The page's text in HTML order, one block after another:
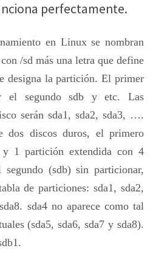
perfectamente.
en Linux se nombran
/sd más una letra que define
designa la partición. El primer
el segundo sdb y etc. Las
serán sda1, sda2, sda3, ….
dos discos duros, el primero
1 partición extendida con 4
(sdb) sin particionar,
de particiones: sda1, sda2,
sda4 no aparece como tal
(sda5, sda6, sda7 y sda8).